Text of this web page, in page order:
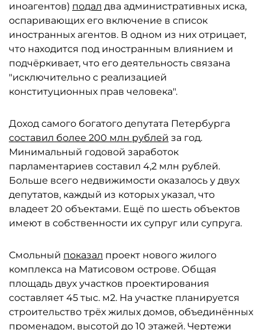
иноагентов) подал два административных иска,
оспаривающих его включение в список
иностранных агентов. В одном из них отрицает,
что находится под иностранным влиянием и
подчёркивает, что его деятельность связана
"исключительно с реализацией
конституционных прав человека".
Доход самого богатого депутата Петербурга
составил более 200 млн рублей за год.
Минимальный годовой заработок
парламентариев составил 4,2 млн рублей.
Больше всего недвижимости оказалось у двух
депутатов, каждый из которых указал, что
владеет 20 объектами. Ещё по шесть объектов
имеют в собственности их супруг или супруга.
Смольный показал проект нового жилого
комплекса на Матисовом острове. Общая
площадь двух участков проектирования
составляет 45 тыс. м2. На участке планируется
строительство трёх жилых домов, объединённых
променадом, высотой до 10 этажей. Чертежи